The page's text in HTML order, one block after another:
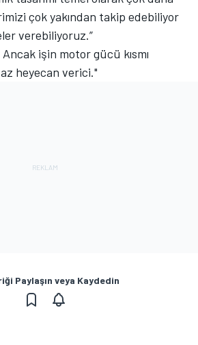
çok yakından takip edebiliyor
verebiliyoruz.”
Ancak işin motor gücü kısmı
heyecan verici."
Paylaşın veya Kaydedin